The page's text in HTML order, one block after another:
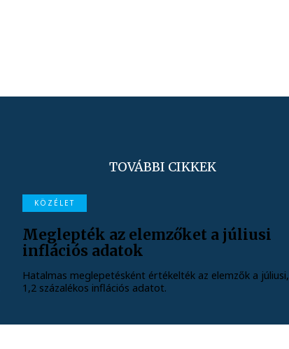
TOVÁBBI CIKKEK
KÖZÉLET
Meglepték az elemzőket a júliusi
inflációs adatok
Hatalmas meglepetésként értékelték az elemzők a júliusi,
1,2 százalékos inflációs adatot.